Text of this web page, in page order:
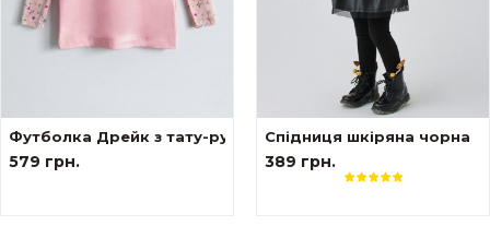
tattoo style Тризуб
Футболка Дрейк з тату-рукавами Сакура
579 грн.
Спідниця шкіряна чорна
389 грн.